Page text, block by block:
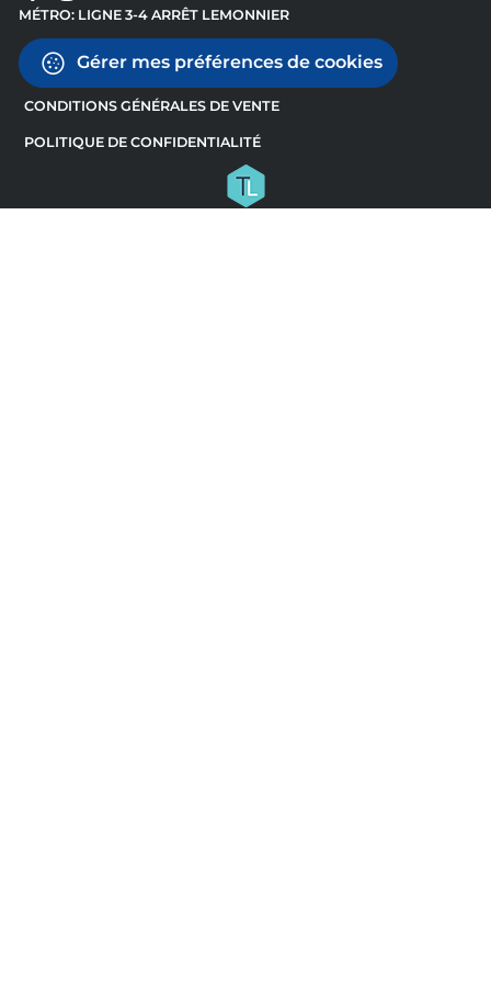
MÉTRO: LIGNE 3-4 ARRÊT LEMONNIER
Gérer mes préférences de cookies
CONDITIONS GÉNÉRALES DE VENTE
POLITIQUE DE CONFIDENTIALITÉ